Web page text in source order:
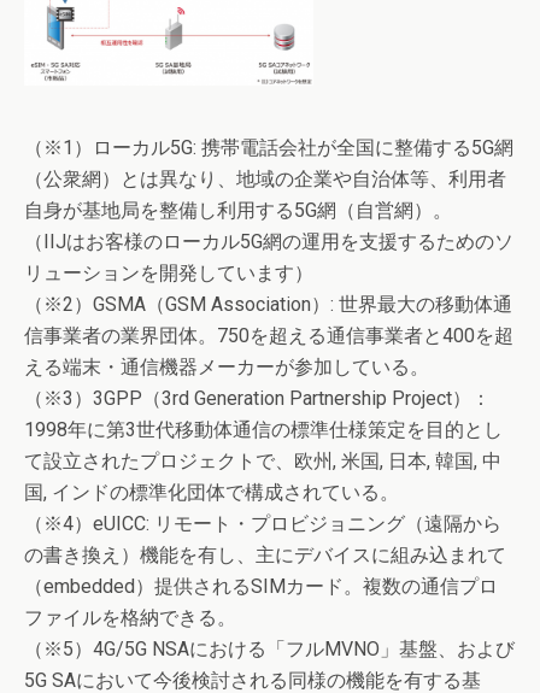
（※1）ローカル5G: 携帯電話会社が全国に整備する5G網
（公衆網）とは異なり、地域の企業や自治体等、利用者
自身が基地局を整備し利用する5G網（自営網）。
（IIJはお客様のローカル5G網の運用を支援するためのソ
リューションを開発しています）
（※2）GSMA（GSM Association）: 世界最大の移動体通
信事業者の業界団体。750を超える通信事業者と400を超
える端末・通信機器メーカーが参加している。
（※3）3GPP（3rd Generation Partnership Project）：
1998年に第3世代移動体通信の標準仕様策定を目的とし
て設立されたプロジェクトで、欧州, 米国, 日本, 韓国, 中
国, インドの標準化団体で構成されている。
（※4）eUICC: リモート・プロビジョニング（遠隔から
の書き換え）機能を有し、主にデバイスに組み込まれて
（embedded）提供されるSIMカード。複数の通信プロ
ファイルを格納できる。
（※5）4G/5G NSAにおける「フルMVNO」基盤、および
5G SAにおいて今後検討される同様の機能を有する基